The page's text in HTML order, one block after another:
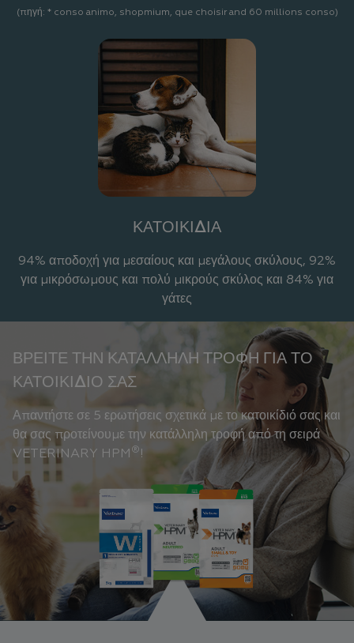
(πηγή: * conso animo, shopmium, que choisir and 60 millions conso)
ΚΑΤΟΙΚΙΔΙΑ
94% αποδοχή για μεσαίους και μεγάλους σκύλους, 92%
για μικρόσωμους και πολύ μικρούς σκύλος και 84% για
γάτες
ΒΡΕΊΤΕ ΤΗΝ ΚΑΤΆΛΛΗΛΗ ΤΡΟΦΉ ΓΙΑ ΤΟ
ΚΑΤΟΙΚΊΔΙΟ ΣΑΣ
Απαντήστε σε 5 ερωτήσεις σχετικά με το κατοικίδιό σας και
θα σας προτείνουμε την κατάλληλη τροφή από τη σειρά
VETERINARY HPM ® !